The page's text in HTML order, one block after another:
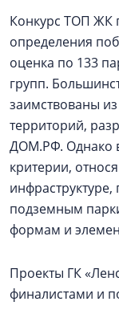
Конкурс ТОП ЖК
определения
оценка по 133
групп.
заимствованы
территорий,
ДОМ.РФ. Однако
критерии,
подземным
формам и
Проекты ГК
финалистами и